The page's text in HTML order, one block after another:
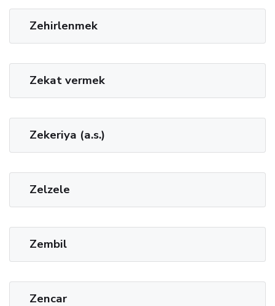
Zehirlenmek
Zekat vermek
Zekeriya (a.s.)
Zelzele
Zembil
Zencar